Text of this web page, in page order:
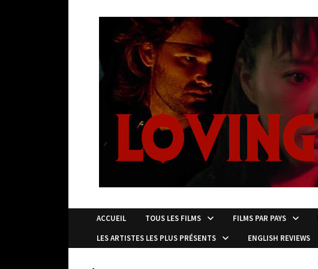
ACCUEIL TOUS LES FILMS FILMS PAR PAYS
LES ARTISTES LES PLUS PRÉSENTS
ENGLISH REVIEWS